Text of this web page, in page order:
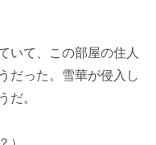
いて、この部屋の住人
だった。雪華が侵入し
だ。